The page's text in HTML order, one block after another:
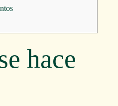
hace